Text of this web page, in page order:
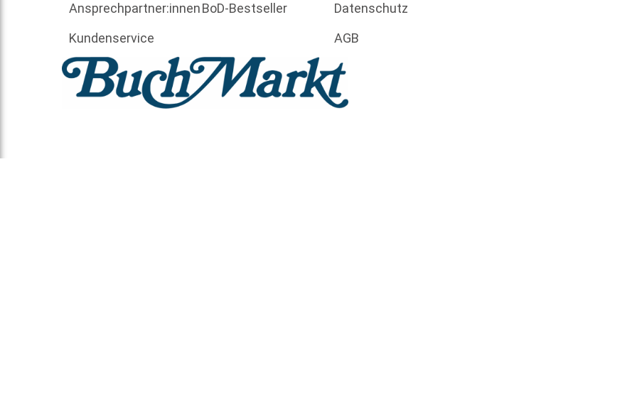
Ansprechpartner:innen
Kundenservice
BoD-Bestseller
Datenschutz
AGB